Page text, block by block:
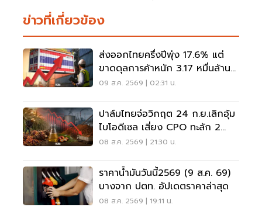
ข่าวที่เกี่ยวข้อง
ส่งออกไทยครึ่งปีพุ่ง 17.6% แต่
ขาดดุลการค้าหนัก 3.17 หมื่นล้าน
ดอลลาร์
09 ส.ค. 2569 | 02:31 น.
ปาล์มไทยจ่อวิกฤต 24 ก.ย.เลิกอุ้ม
ไบโอดีเซล เสี่ยง CPO ทะลัก 2
ล้านตัน
08 ส.ค. 2569 | 21:30 น.
ราคาน้ำมันวันนี้2569 (9 ส.ค. 69)
บางจาก ปตท. อัปเดตราคาล่าสุด
08 ส.ค. 2569 | 19:11 น.